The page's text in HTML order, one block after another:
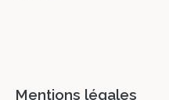
Mentions légales